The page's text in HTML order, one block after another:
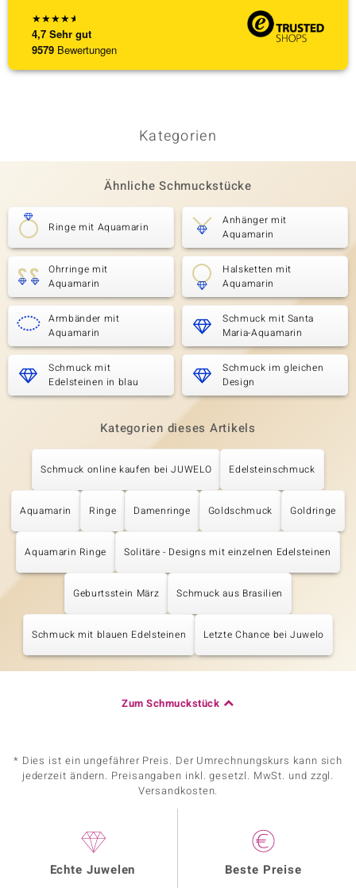
★★★★★
4,7 Sehr gut
9579 Bewertungen
Kategorien
Ähnliche Schmuckstücke
Ringe mit Aquamarin
Anhänger mit
Aquamarin
Ohrringe mit
Aquamarin
Halsketten mit
Aquamarin
Armbänder mit
Aquamarin
Schmuck mit Santa
Maria-Aquamarin
Schmuck mit
Edelsteinen in blau
Schmuck im gleichen
Design
Kategorien dieses Artikels
Schmuck online kaufen bei JUWELO Edelsteinschmuck
Aquamarin Ringe Damenringe Goldschmuck Goldringe
Aquamarin Ringe Solitäre - Designs mit einzelnen Edelsteinen
Geburtsstein März Schmuck aus Brasilien
Schmuck mit blauen Edelsteinen Letzte Chance bei Juwelo
Zum Schmuckstück
* Dies ist ein ungefährer Preis. Der Umrechnungskurs kann sich
jederzeit ändern. Preisangaben inkl. gesetzl. MwSt. und zzgl.
Versandkosten.
Echte Juwelen Beste Preise